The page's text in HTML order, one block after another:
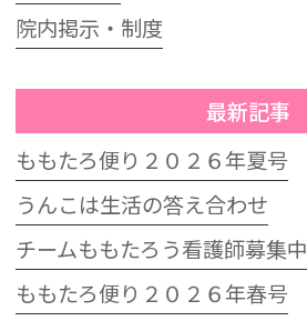
院内掲示・制度
最新記事
ももたろ便り２０２６年夏号
うんこは生活の答え合わせ
チームももたろう看護師募集中
ももたろ便り２０２６年春号